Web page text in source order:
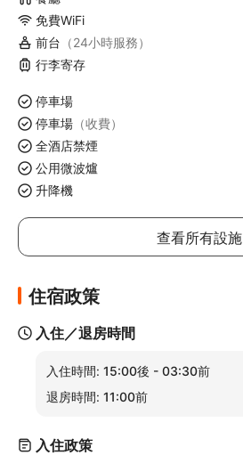
免費WiFi
前台 （24小時服務）
行李寄存
停車場
停車場 （收費）
全酒店禁煙
公用微波爐
升降機
查看所有設施
住宿政策
入住／退房時間
入住時間: 15:00後 - 03:30前
退房時間: 11:00前
入住政策